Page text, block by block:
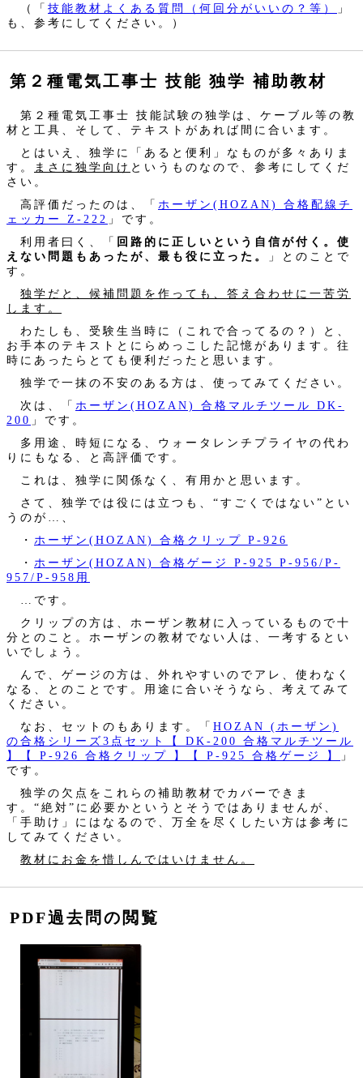
（「 技能教材よくある質問（何回分がいいの？等）
」
も、参考にしてください。）
第２種電気工事士 技能 独学 補助教材
第２種電気工事士 技能試験の独学は、ケーブル等の教
材と工具、そして、テキストがあれば間に合います。
とはいえ、独学に「あると便利」なものが多々ありま
す。
まさに独学向け というものなので、参考にしてくだ
さい。
高評価だったのは、「 ホーザン(HOZAN) 合格配線チ
ェッカー Z-222 」です。
利用者曰く、「 回路的に正しいという自信が付く。使
えない問題もあったが、最も役に立った。
」とのことで
す。
独学だと、候補問題を作っても、答え合わせに一苦労
します。
わたしも、受験生当時に（これで合ってるの？）と、
お手本のテキストとにらめっこした記憶があります。往
時にあったらとても便利だったと思います。
独学で一抹の不安のある方は、使ってみてください。
次は、「 ホーザン(HOZAN) 合格マルチツール DK-
200 」です。
多用途、時短になる、ウォータレンチプライヤの代わ
りにもなる、と高評価です。
これは、独学に関係なく、有用かと思います。
さて、独学では役には立つも、“すごくではない”とい
うのが…、
・ ホーザン(HOZAN) 合格クリップ P-926
・ ホーザン(HOZAN) 合格ゲージ P-925 P-956/P-
957/P-958用
…です。
クリップの方は、ホーザン教材に入っているもので十
分とのこと。ホーザンの教材でない人は、一考するとい
いでしょう。
んで、ゲージの方は、外れやすいのでアレ、使わなく
なる、とのことです。用途に合いそうなら、考えてみて
ください。
なお、セットのもあります。「 HOZAN (ホーザン)
の合格シリーズ3点セット【 DK-200 合格マルチツール
】【 P-926 合格クリップ 】【 P-925 合格ゲージ 】
」
です。
独学の欠点をこれらの補助教材でカバーできま
す。“絶対”に必要かというとそうではありませんが、
「手助け」にはなるので、万全を尽くしたい方は参考に
してみてください。
教材にお金を惜しんではいけません。
PDF過去問の閲覧